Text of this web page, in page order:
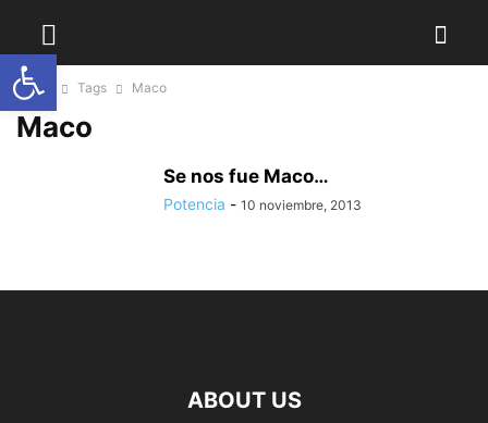
Abrir barra de herramientas
Home Tags Maco
Maco
Se nos fue Maco…
Potencia - 10 noviembre, 2013
ABOUT US